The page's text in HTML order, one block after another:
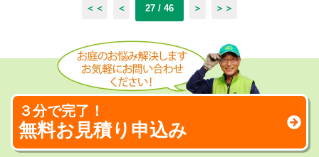
＜＜ ＜ 27 / 46 ＞ ＞＞
３分で完了！
無料お見積り申込み